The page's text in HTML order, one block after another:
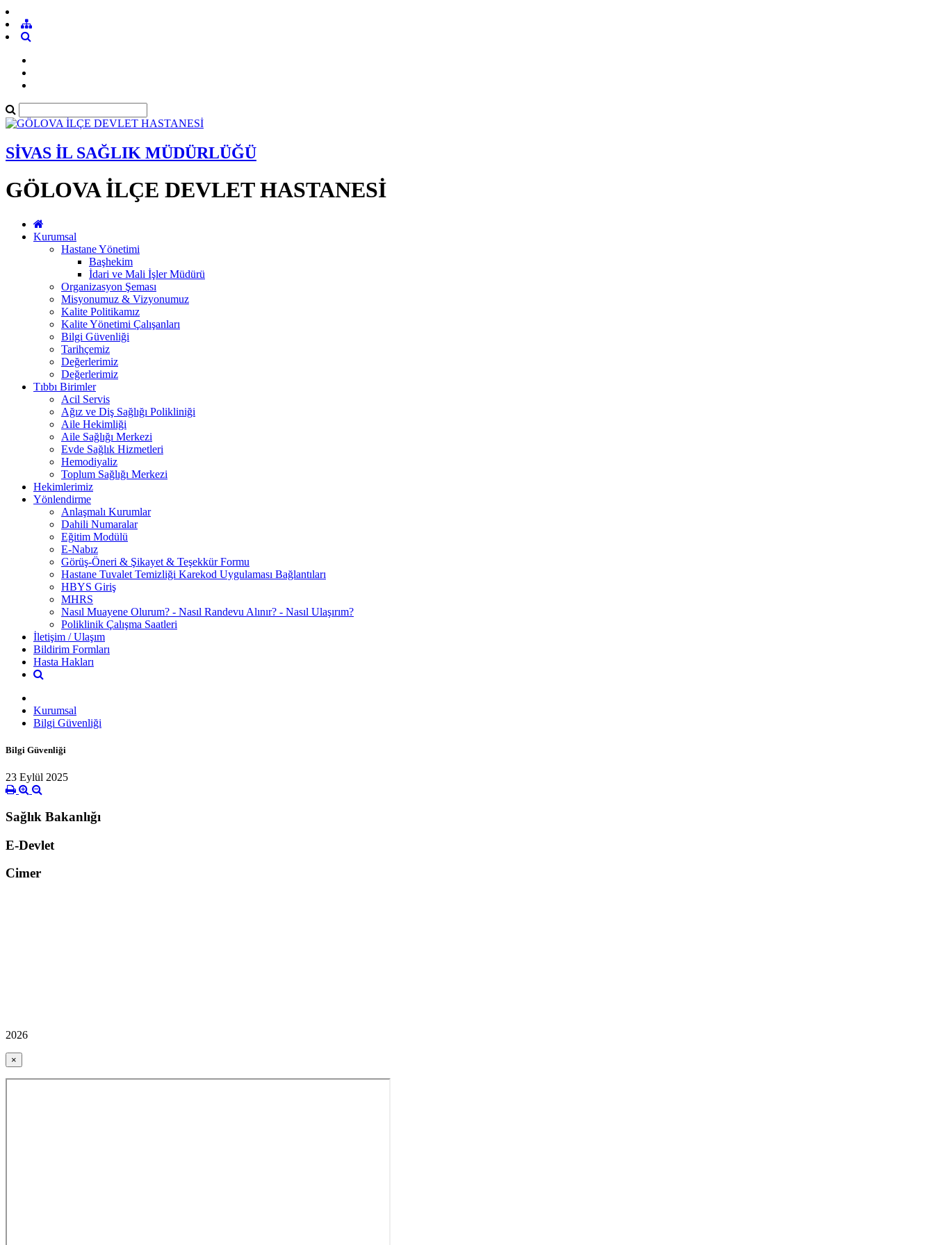
SİVAS İL SAĞLIK MÜDÜRLÜĞÜ
GÖLOVA İLÇE DEVLET HASTANESİ
Kurumsal
Hastane Yönetimi
Başhekim
İdari ve Mali İşler Müdürü
Organizasyon Şeması
Misyonumuz & Vizyonumuz
Kalite Politikamız
Kalite Yönetimi Çalışanları
Bilgi Güvenliği
Tarihçemiz
Değerlerimiz
Değerlerimiz
Tıbbı Birimler
Acil Servis
Ağız ve Diş Sağlığı Polikliniği
Aile Hekimliği
Aile Sağlığı Merkezi
Evde Sağlık Hizmetleri
Hemodiyaliz
Toplum Sağlığı Merkezi
Hekimlerimiz
Yönlendirme
Anlaşmalı Kurumlar
Dahili Numaralar
Eğitim Modülü
E-Nabız
Görüş-Öneri & Şikayet & Teşekkür Formu
Hastane Tuvalet Temizliği Karekod Uygulaması Bağlantıları
HBYS Giriş
MHRS
Nasıl Muayene Olurum? - Nasıl Randevu Alınır? - Nasıl Ulaşırım?
Poliklinik Çalışma Saatleri
İletişim / Ulaşım
Bildirim Formları
Hasta Hakları
Kurumsal
Bilgi Güvenliği
Bilgi Güvenliği
23 Eylül 2025
Sağlık Bakanlığı
E-Devlet
Cimer
2026
×